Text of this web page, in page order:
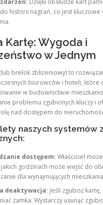
historii nagrań, co jest
Kartę: Wygoda i
w Jednym
brelok zbliżeniowy) to
biurowców i hoteli, które
w budownictwie
problemu zgubionych kluczy i
nad dostępem do
naszych systemów
dostępem: Właściciel
godzinach może wejść do
dla wynajmujących
deaktywacja: Jeśli zgubisz
zamka. Wystarczy usunąć